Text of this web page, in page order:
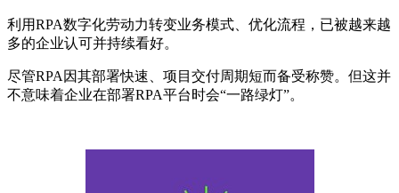
利用RPA数字化劳动力转变业务模式、优化流程，已被越来越
多的企业认可并持续看好。
尽管RPA因其部署快速、项目交付周期短而备受称赞。但这并
不意味着企业在部署RPA平台时会“一路绿灯”。